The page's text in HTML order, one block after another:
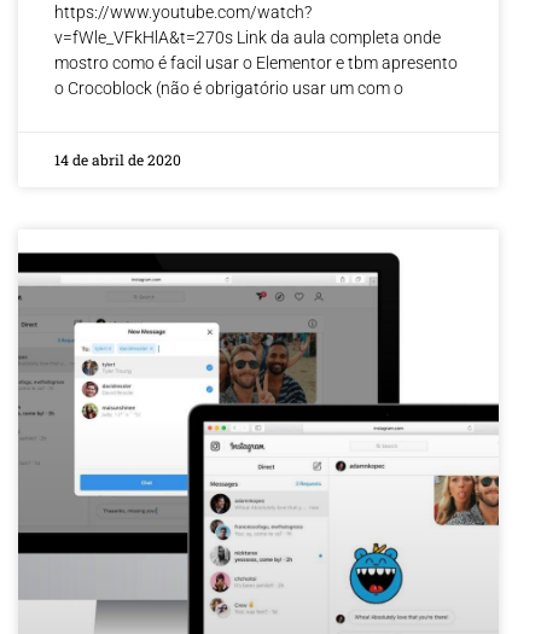
https://www.youtube.com/watch?
v=fWle_VFkHlA&t=270s Link da aula completa onde
mostro como é facil usar o Elementor e tbm apresento
o Crocoblock (não é obrigatório usar um com o
14 de abril de 2020